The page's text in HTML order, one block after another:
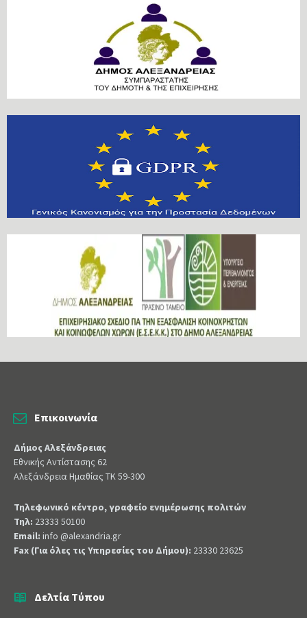
Επικοινωνία
Δήμος Αλεξάνδρειας
Εθνικής Αντίστασης 62
Αλεξάνδρεια Ημαθίας ΤΚ 59-300
Τηλεφωνικό κέντρο, γραφείο ενημέρωσης πολιτών
Τηλ: 23333 50100
Email: info @alexandria.gr
Fax (Για όλες τις Υπηρεσίες του Δήμου): 23330 23625
Δελτία Τύπου